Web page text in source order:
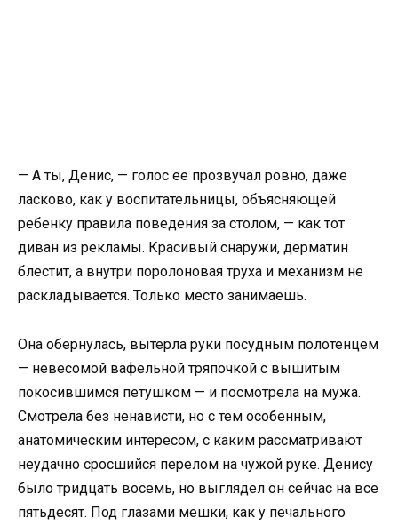
— А ты, Денис, — голос ее прозвучал ровно, даже
ласково, как у воспитательницы, объясняющей
ребенку правила поведения за столом, — как тот
диван из рекламы. Красивый снаружи, дерматин
блестит, а внутри поролоновая труха и механизм не
раскладывается. Только место занимаешь.
Она обернулась, вытерла руки посудным полотенцем
— невесомой вафельной тряпочкой с вышитым
покосившимся петушком — и посмотрела на мужа.
Смотрела без ненависти, но с тем особенным,
анатомическим интересом, с каким рассматривают
неудачно сросшийся перелом на чужой руке. Денису
было тридцать восемь, но выглядел он сейчас на все
пятьдесят. Под глазами мешки, как у печального